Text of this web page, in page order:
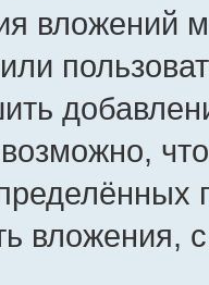
вложений
вложения,